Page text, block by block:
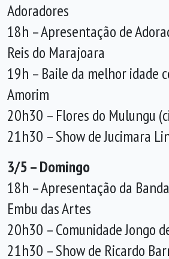
Adoradores
18h – Apresentação de
Reis do Marajoara
19h – Baile da melhor idade
Amorim
20h30 – Flores do Mulungu
21h30 – Show de Jucimara
3/5 – Domingo
18h – Apresentação da
Embu das Artes
20h30 – Comunidade Jongo
21h30 – Show de Ricardo